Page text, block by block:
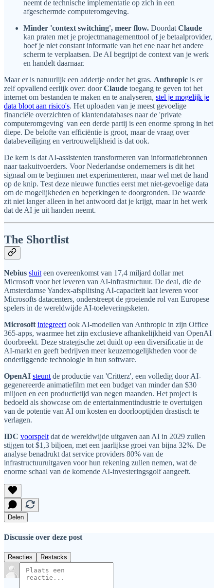
neemt de technische implementatie op zich in een
afgeschermde computeromgeving.
Minder 'context switching', meer flow. Doordat Claude
kan praten met je projectmanagementtool of je betaalprovider,
hoef je niet constant informatie van het ene naar het andere
scherm te verplaatsen. De AI begrijpt de context van je werk
en handelt daarnaar.
Maar er is natuurlijk een addertje onder het gras. Anthropic is er
zelf opvallend eerlijk over: doorClaude toegang te geven tot het
internet om bestanden te maken en te analyseren, stel je mogelijk je
data bloot aan risico's. Het uploaden van je meest gevoelige
financiële overzichten of klantendatabases naar de 'private
computeromgeving' van een derde partij is een enorme sprong in het
diepe. De belofte van efficiëntie is groot, maar de vraag over
databeveiliging en vertrouwelijkheid is dat ook.
De kern is dat AI-assistenten transformeren van informatiebronnen
naar taakuitvoerders. Voor Nederlandse ondernemers is dit het
signaal om te beginnen met experimenteren, maar wel met de hand
op de knip. Test deze nieuwe functies eerst met niet-gevoelige data
om de mogelijkheden en beperkingen te doorgronden. De waarde
zit niet langer alleen in het antwoord dat je krijgt, maar in het werk
dat de AI je uit handen neemt.
The Shortlist
Nebius sluiteen overeenkomst van 17,4 miljard dollar met
Microsoft voor het leveren van AI-infrastructuur. De deal, die de
Amsterdamse Yandex-afsplitsing AI-capaciteit laat leveren voor
Microsofts datacenters, onderstreept de groeiende rol van Europese
spelers in de wereldwijde AI-toeleveringsketen.
Microsoft integreertook AI-modellen van Anthropic in zijn Office
365-apps, waarmee het zijn exclusieve afhankelijkheid van OpenAI
doorbreekt. Deze strategische zet duidt op een diversificatie in de
AI-markt en geeft bedrijven meer keuzemogelijkheden voor de
onderliggende technologie in hun software.
OpenAI steuntde productie van 'Critterz', een volledig door AI-
gegenereerde animatiefilm met een budget van minder dan $30
miljoen en een productietijd van negen maanden. Het project is
bedoeld als showcase om de entertainmentindustrie te overtuigen
van de potentie van AI om kosten en doorlooptijden drastisch te
verlagen.
IDC voorspeltdat de wereldwijde uitgaven aan AI in 2029 zullen
stijgen tot $1,3 biljoen, met een jaarlijkse groei van bijna 32%. De
analyse benadrukt dat service providers 80% van de
infrastructuuruitgaven voor hun rekening zullen nemen, wat de
enorme schaal van de komende AI-investeringsgolf aangeeft.
Delen
Discussie over deze post
Reacties Restacks